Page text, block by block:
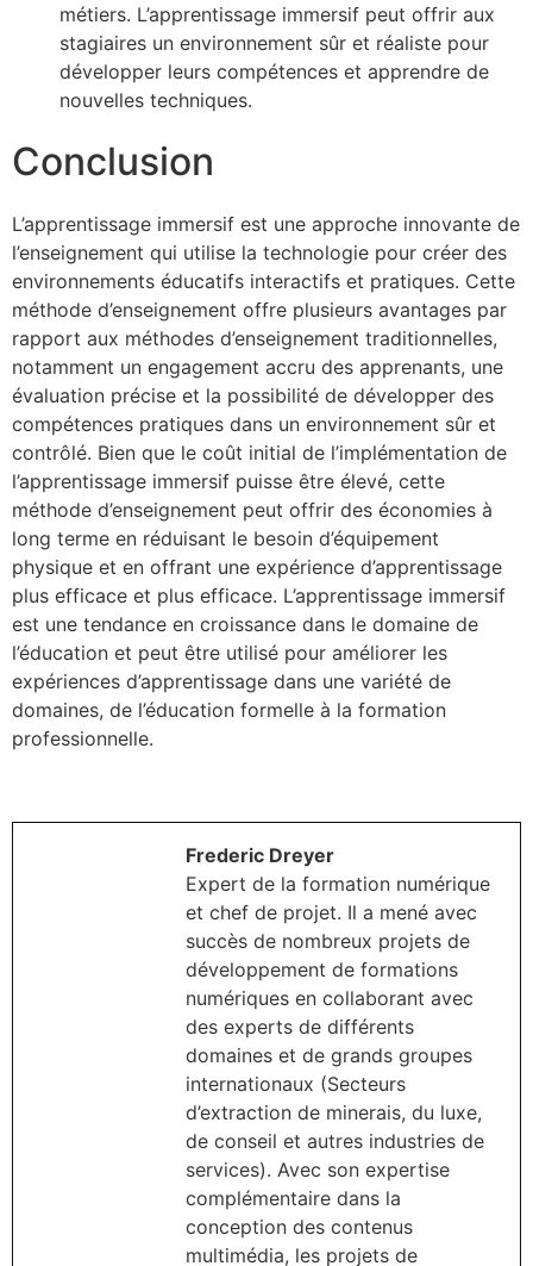
métiers. L’apprentissage immersif peut offrir aux
stagiaires un environnement sûr et réaliste pour
développer leurs compétences et apprendre de
nouvelles techniques.
Conclusion
L’apprentissage immersif est une approche innovante de
l’enseignement qui utilise la technologie pour créer des
environnements éducatifs interactifs et pratiques. Cette
méthode d’enseignement offre plusieurs avantages par
rapport aux méthodes d’enseignement traditionnelles,
notamment un engagement accru des apprenants, une
évaluation précise et la possibilité de développer des
compétences pratiques dans un environnement sûr et
contrôlé. Bien que le coût initial de l’implémentation de
l’apprentissage immersif puisse être élevé, cette
méthode d’enseignement peut offrir des économies à
long terme en réduisant le besoin d’équipement
physique et en offrant une expérience d’apprentissage
plus efficace et plus efficace. L’apprentissage immersif
est une tendance en croissance dans le domaine de
l’éducation et peut être utilisé pour améliorer les
expériences d’apprentissage dans une variété de
domaines, de l’éducation formelle à la formation
professionnelle.
Frederic Dreyer
Expert de la formation numérique
et chef de projet. Il a mené avec
succès de nombreux projets de
développement de formations
numériques en collaborant avec
des experts de différents
domaines et de grands groupes
internationaux (Secteurs
d’extraction de minerais, du luxe,
de conseil et autres industries de
services). Avec son expertise
complémentaire dans la
conception des contenus
multimédia, les projets de